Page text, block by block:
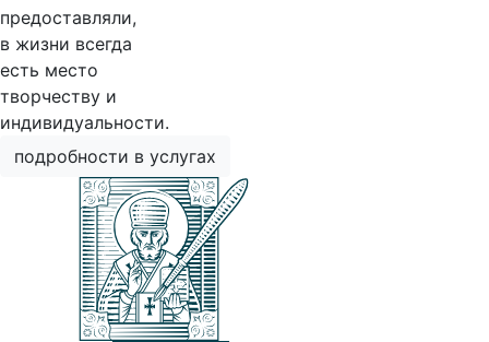
предоставляли,
в жизни всегда
есть место
творчеству и
индивидуальности.
подробности в услугах